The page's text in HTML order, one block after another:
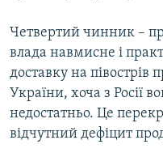
Четвертий чинник –
влада навмисне і
доставку на півострів
України, хоча з Росії
недостатньо. Це
відчутний дефіцит